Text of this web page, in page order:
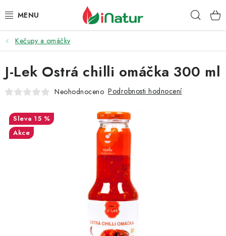
na
POTRAVINY
OŘECHY A SUŠENÉ PLODY
SNACKY
NÁPOJE
EKO DROGERIE A KOSMETIKA
Kečupy a omáčky
J-Lek Ostrá chilli omáčka 300 ml
Neohodnoceno Podrobnosti hodnocení
15 %
Akce